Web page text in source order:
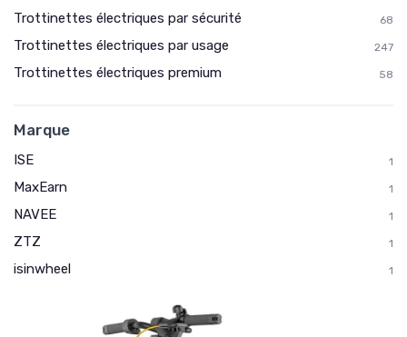
Trottinettes électriques par sécurité 68
Trottinettes électriques par usage 247
Trottinettes électriques premium 58
Marque
ISE 1
MaxEarn 1
NAVEE 1
ZTZ 1
isinwheel 1